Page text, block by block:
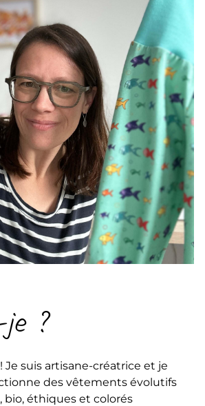
je ?
Je suis artisane-créatrice et je
des vêtements évolutifs
bio, éthiques et colorés